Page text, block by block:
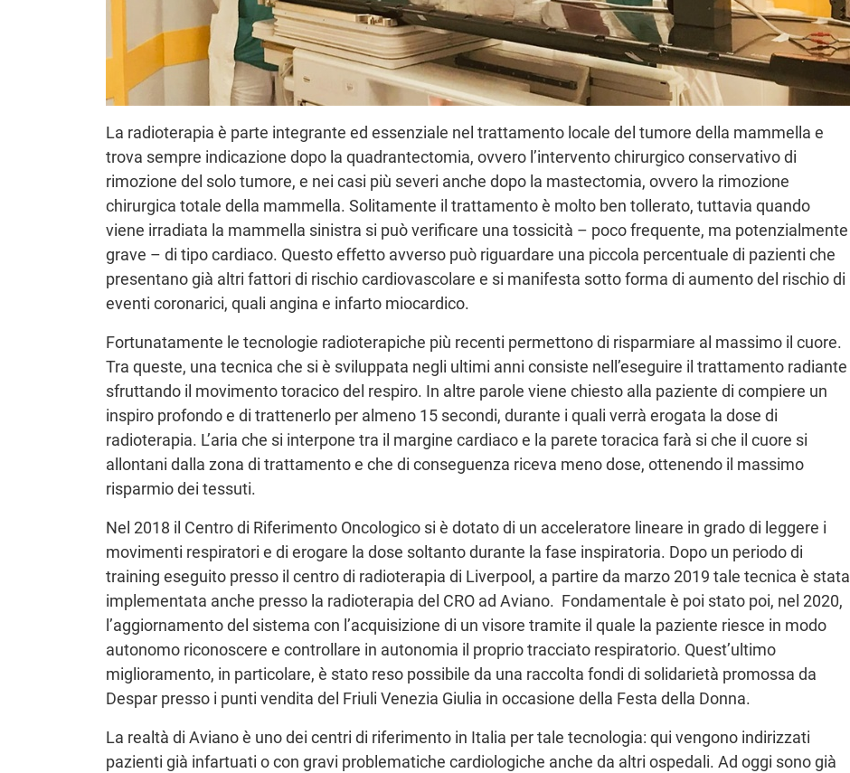
La radioterapia è parte integrante ed essenziale nel trattamento locale del tumore della mammella e
trova sempre indicazione dopo la quadrantectomia, ovvero l’intervento chirurgico conservativo di
rimozione del solo tumore, e nei casi più severi anche dopo la mastectomia, ovvero la rimozione
chirurgica totale della mammella. Solitamente il trattamento è molto ben tollerato, tuttavia quando
viene irradiata la mammella sinistra si può verificare una tossicità – poco frequente, ma potenzialmente
grave – di tipo cardiaco. Questo effetto avverso può riguardare una piccola percentuale di pazienti che
presentano già altri fattori di rischio cardiovascolare e si manifesta sotto forma di aumento del rischio di
eventi coronarici, quali angina e infarto miocardico.
Fortunatamente le tecnologie radioterapiche più recenti permettono di risparmiare al massimo il cuore.
Tra queste, una tecnica che si è sviluppata negli ultimi anni consiste nell’eseguire il trattamento radiante
sfruttando il movimento toracico del respiro. In altre parole viene chiesto alla paziente di compiere un
inspiro profondo e di trattenerlo per almeno 15 secondi, durante i quali verrà erogata la dose di
radioterapia. L’aria che si interpone tra il margine cardiaco e la parete toracica farà si che il cuore si
allontani dalla zona di trattamento e che di conseguenza riceva meno dose, ottenendo il massimo
risparmio dei tessuti.
Nel 2018 il Centro di Riferimento Oncologico si è dotato di un acceleratore lineare in grado di leggere i
movimenti respiratori e di erogare la dose soltanto durante la fase inspiratoria. Dopo un periodo di
training eseguito presso il centro di radioterapia di Liverpool, a partire da marzo 2019 tale tecnica è stata
implementata anche presso la radioterapia del CRO ad Aviano. Fondamentale è poi stato poi, nel 2020,
l’aggiornamento del sistema con l’acquisizione di un visore tramite il quale la paziente riesce in modo
autonomo riconoscere e controllare in autonomia il proprio tracciato respiratorio. Quest’ultimo
miglioramento, in particolare, è stato reso possibile da una raccolta fondi di solidarietà promossa da
Despar presso i punti vendita del Friuli Venezia Giulia in occasione della Festa della Donna.
La realtà di Aviano è uno dei centri di riferimento in Italia per tale tecnologia: qui vengono indirizzati
pazienti già infartuati o con gravi problematiche cardiologiche anche da altri ospedali. Ad oggi sono già